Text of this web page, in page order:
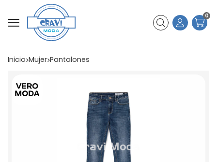
Buscar
0
Inicio mujer pantalones